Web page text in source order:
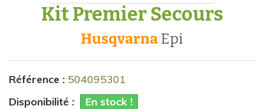
Kit Premier Secours
Husqvarna epi
Référence : 504095301
Disponibilité :
En stock !